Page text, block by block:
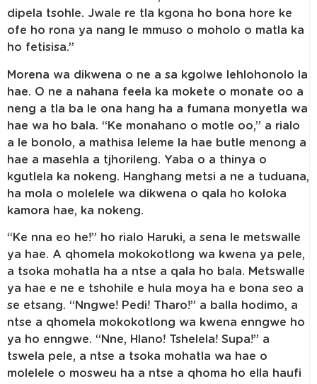
dipela tsohle. Jwale re tla kgona ho bona hore ke
ofe ho rona ya nang le mmuso o moholo o matla ka
ho fetisisa.”
Morena wa dikwena o ne a sa kgolwe lehlohonolo la
hae. O ne a nahana feela ka mokete o monate oo a
neng a tla ba le ona hang ha a fumana monyetla wa
hae wa ho bala. “Ke monahano o motle oo,” a rialo
a le bonolo, a mathisa leleme la hae butle menong a
hae a masehla a tjhorileng. Yaba o a thinya o
kgutlela ka nokeng. Hanghang metsi a ne a tuduana,
ha mola o molelele wa dikwena o qala ho koloka
kamora hae, ka nokeng.
“Ke nna eo he!” ho rialo Haruki, a sena le metswalle
ya hae. A qhomela mokokotlong wa kwena ya pele,
a tsoka mohatla ha a ntse a qala ho bala. Metswalle
ya hae e ne e tshohile e hula moya ha e bona seo a
se etsang. “Nngwe! Pedi! Tharo!” a balla hodimo, a
ntse a qhomela mokokotlong wa kwena enngwe ho
ya ho enngwe. “Nne, Hlano! Tshelela! Supa!” a
tswela pele, a ntse a tsoka mohatla wa hae o
molelele o mosweu ha a ntse a qhoma ho ella haufi